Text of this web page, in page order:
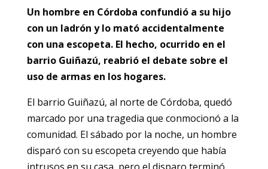
Un hombre en Córdoba confundió a su hijo
con un ladrón y lo mató accidentalmente
con una escopeta. El hecho, ocurrido en el
barrio Guiñazú, reabrió el debate sobre el
uso de armas en los hogares.
El barrio Guiñazú, al norte de Córdoba, quedó
marcado por una tragedia que conmocionó a la
comunidad. El sábado por la noche, un hombre
disparó con su escopeta creyendo que había